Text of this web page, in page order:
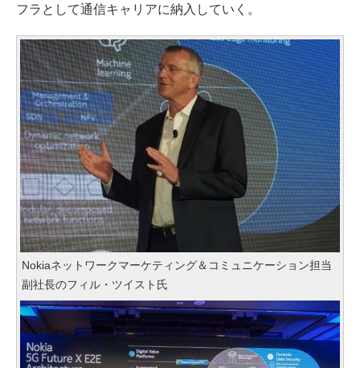
フラとして通信キャリアに納入していく。
Nokiaネットワークマーケティング＆コミュニケーション担当
副社長のフィル・ツイスト氏